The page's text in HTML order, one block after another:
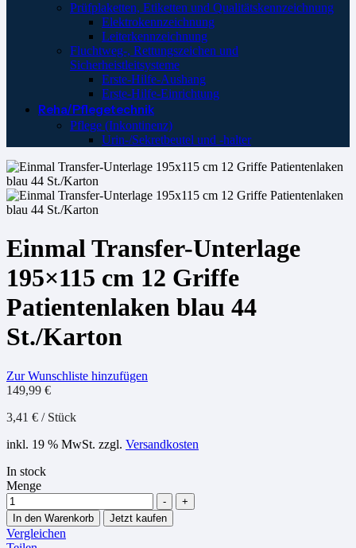
Prüfplaketten, Etiketten und Qualitätskennzeichnung
Elektrokennzeichnung
Leiterkennzeichnung
Fluchtweg-, Rettungszeichen und
Sicherheistleitsysteme
Erste-Hilfe-Aushang
Erste-Hilfe-Einrichtung
Reha/Pflegetechnik
Pflege (Inkontinenz)
Urin-/Sekretbeutel und -halter
Einmal Transfer-Unterlage
195×115 cm 12 Griffe
Patientenlaken blau 44
St./Karton
Zur Wunschliste hinzufügen
149,99 €
3,41 € / Stück
inkl. 19 % MwSt. zzgl. Versandkosten
In stock
Menge
-
+
In den Warenkorb
Jetzt kaufen
Vergleichen